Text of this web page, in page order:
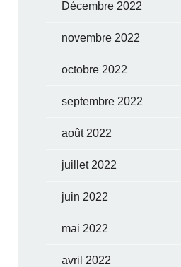
Décembre 2022
novembre 2022
octobre 2022
septembre 2022
août 2022
juillet 2022
juin 2022
mai 2022
avril 2022